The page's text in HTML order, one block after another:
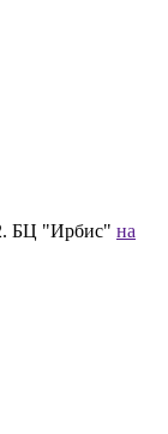
БЦ "Ирбис" на